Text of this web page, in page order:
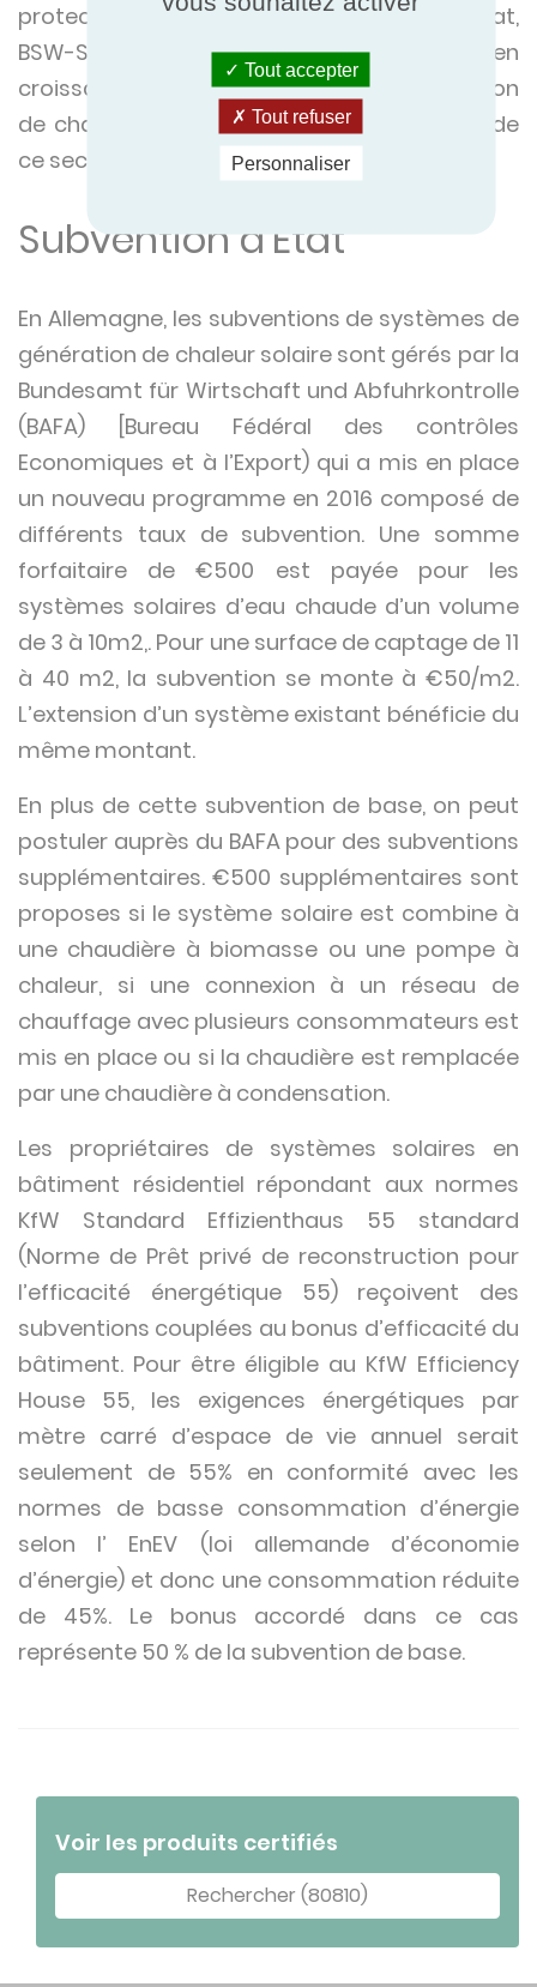
protection du climat et les subventions d’Etat,
BSW-Solar prévoit une demande en
croissance pour les systèmes de génération
de chaleur solaire et donc une croissance de
ce secteur d’activité en 2017.
Subvention d’Etat
En Allemagne, les subventions de systèmes de
génération de chaleur solaire sont gérés par la
Bundesamt für Wirtschaft und Abfuhrkontrolle
(BAFA) [Bureau Fédéral des contrôles
Economiques et à l’Export) qui a mis en place
un nouveau programme en 2016 composé de
différents taux de subvention. Une somme
forfaitaire de €500 est payée pour les
systèmes solaires d’eau chaude d’un volume
de 3 à 10m2,. Pour une surface de captage de 11
à 40 m2, la subvention se monte à €50/m2.
L’extension d’un système existant bénéficie du
même montant.
En plus de cette subvention de base, on peut
postuler auprès du BAFA pour des subventions
supplémentaires. €500 supplémentaires sont
proposes si le système solaire est combine à
une chaudière à biomasse ou une pompe à
chaleur, si une connexion à un réseau de
chauffage avec plusieurs consommateurs est
mis en place ou si la chaudière est remplacée
par une chaudière à condensation.
Les propriétaires de systèmes solaires en
bâtiment résidentiel répondant aux normes
KfW Standard Effizienthaus 55 standard
(Norme de Prêt privé de reconstruction pour
l’efficacité énergétique 55) reçoivent des
subventions couplées au bonus d’efficacité du
bâtiment. Pour être éligible au KfW Efficiency
House 55, les exigences énergétiques par
mètre carré d’espace de vie annuel serait
seulement de 55% en conformité avec les
normes de basse consommation d’énergie
selon l’ EnEV (loi allemande d’économie
d’énergie) et donc une consommation réduite
de 45%. Le bonus accordé dans ce cas
représente 50 % de la subvention de base.
Voir les produits certifiés
Rechercher (80810)
Tout accepter
Tout refuser
Personnaliser